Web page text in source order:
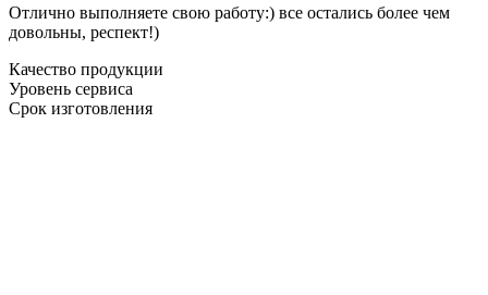
Отлично выполняете свою работу:) все остались более чем
довольны, респект!)
Качество продукции
Уровень сервиса
Срок изготовления